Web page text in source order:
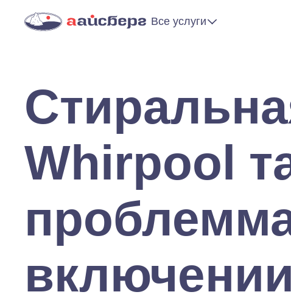
Все услуги
Whirpool